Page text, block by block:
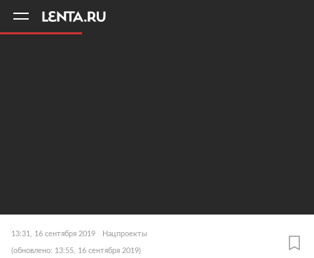
13:31, 16 сентября 2019 Нацпроекты
(обновлено: 13:55, 16 сентября 2019)